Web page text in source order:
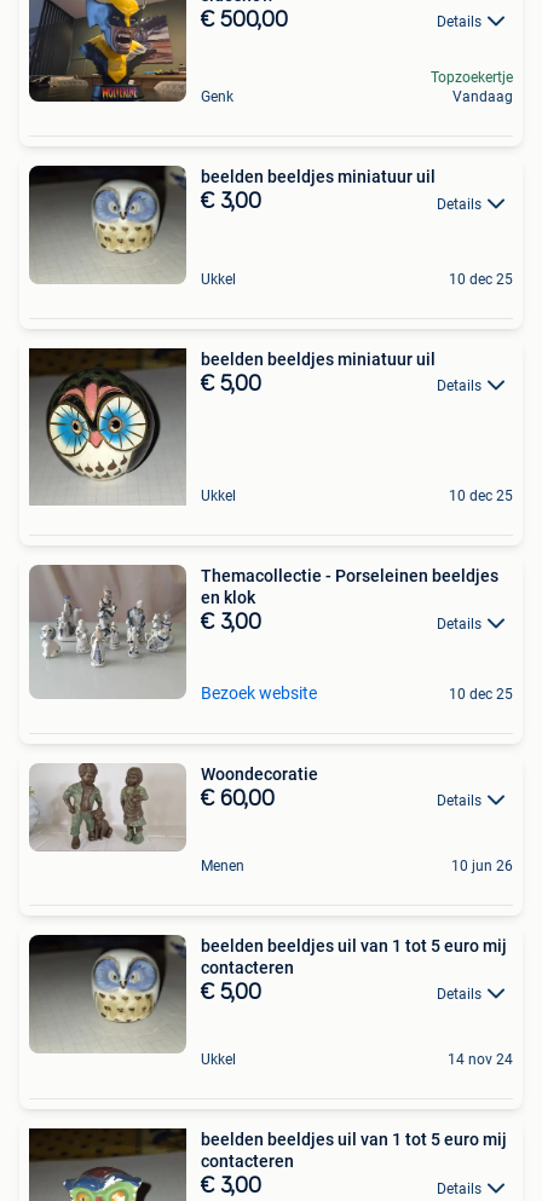
€ 500,00 Details
Genk
Topzoekertje
Vandaag
beelden beeldjes miniatuur uil
€ 3,00 Details
Ukkel 10 dec 25
beelden beeldjes miniatuur uil
€ 5,00 Details
Ukkel 10 dec 25
Themacollectie - Porseleinen beeldjes
en klok
€ 3,00 Details
Bezoek website 10 dec 25
Woondecoratie
€ 60,00 Details
Menen 10 jun 26
beelden beeldjes uil van 1 tot 5 euro mij
contacteren
€ 5,00 Details
Ukkel 14 nov 24
beelden beeldjes uil van 1 tot 5 euro mij
contacteren
€ 3,00 Details